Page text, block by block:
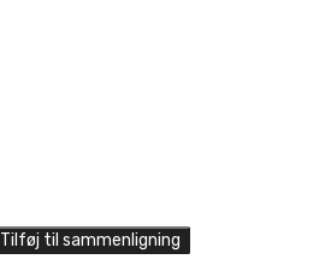
Tilføj til sammenligning